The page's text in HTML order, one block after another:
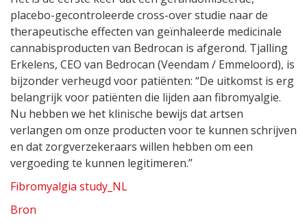
placebo-gecontroleerde cross-over studie naar de
therapeutische effecten van geïnhaleerde medicinale
cannabisproducten van Bedrocan is afgerond. Tjalling
Erkelens, CEO van Bedrocan (Veendam / Emmeloord), is
bijzonder verheugd voor patiënten: “De uitkomst is erg
belangrijk voor patiënten die lijden aan fibromyalgie.
Nu hebben we het klinische bewijs dat artsen
verlangen om onze producten voor te kunnen schrijven
en dat zorgverzekeraars willen hebben om een
vergoeding te kunnen legitimeren.”
Fibromyalgia study_NL
Bron